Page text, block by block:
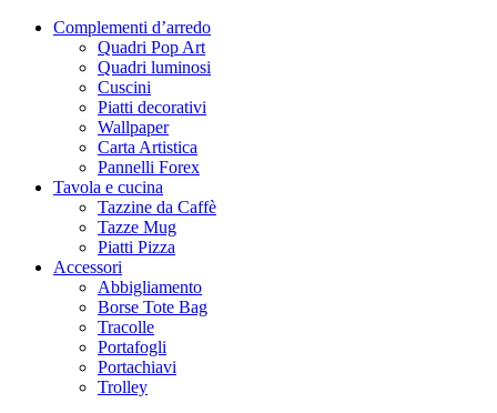
Complementi d’arredo
Quadri Pop Art
Quadri luminosi
Cuscini
Piatti decorativi
Wallpaper
Carta Artistica
Pannelli Forex
Tavola e cucina
Tazzine da Caffè
Tazze Mug
Piatti Pizza
Accessori
Abbigliamento
Borse Tote Bag
Tracolle
Portafogli
Portachiavi
Trolley